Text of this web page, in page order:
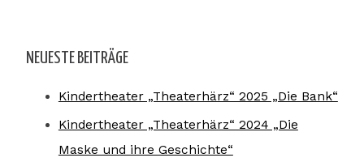
NEUESTE BEITRÄGE
Kindertheater „Theaterhärz“ 2025 „Die Bank“
Kindertheater „Theaterhärz“ 2024 „Die
Maske und ihre Geschichte“